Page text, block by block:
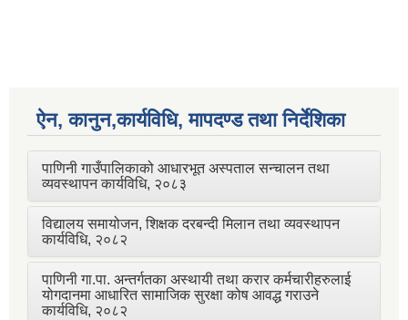
ऐन, कानुन,कार्यविधि, मापदण्ड तथा निर्देशिका
पाणिनी गाउँपालिकाको आधारभूत अस्पताल सन्चालन तथा
व्यवस्थापन कार्यविधि, २०८३
विद्यालय समायोजन, शिक्षक दरबन्दी मिलान तथा व्यवस्थापन
कार्यविधि, २०८२
पाणिनी गा.पा. अन्तर्गतका अस्थायी तथा करार कर्मचारीहरुलाई
योगदानमा आधारित सामाजिक सुरक्षा कोष आवद्ध गराउने
कार्यविधि, २०८२